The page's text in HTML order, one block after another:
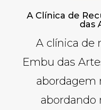
A Clínica de
das
A clínica de
Embu das
abordagem
abordando